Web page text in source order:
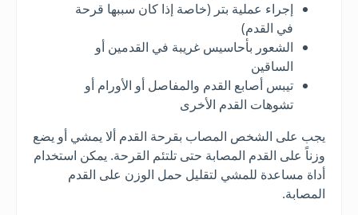
إجراء عملية بتر (خاصة إذا كان سببها قرحة
في القدم)
الشعور بأحاسيس غريبة في القدمين أو
الساقين
تيبس أصابع القدم والمفاصل أو الأورام أو
تشوهات القدم الأخرى
يجب على الشخص المصاب بقرحة القدم ألا يمشي أو يضع
وزناً على القدم المصابة حتى تلتئم القرحة. يمكن استخدام
أداة مساعدة للمشي لتقليل حمل الوزن على القدم
المصابة.